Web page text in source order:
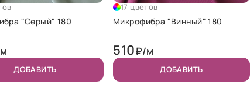
"Серый" 180
ДОБАВИТЬ
17 цветов
Микрофибра "Винный" 180
510₽/м
ДОБАВИТЬ